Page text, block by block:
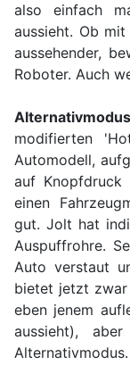
also einfach
aussieht. Ob
aussehender,
Roboter. Auch
modifierten
Automodell,
auf
einen
gut. Jolt hat
Auspuffrohre.
Auto verstaut
bietet jetzt
eben jenem
aussieht),